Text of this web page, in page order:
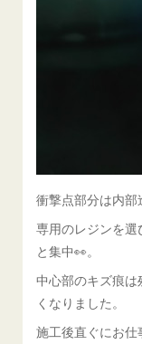
衝撃点部分は内部
専用のレジンを
と集中👀。
中心部のキズ痕は
くなりました。
施工後直ぐにお